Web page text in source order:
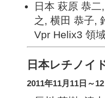
日本 萩原 恭
之, 横田 恭子,
Vpr Helix3 領
日本レチノイ
2011年11月11日～